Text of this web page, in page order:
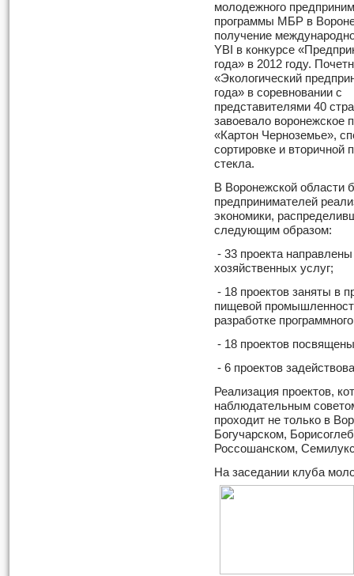
молодежного
программы МБР в
получение
YBI в конкурсе
года» в 2012 году.
«Экологический
года» в соревновании с
представителями 40
завоевало воронежское
«Картон Черноземье»,
сортировке и вторичной
стекла.
В Воронежской области
предпринимателей
экономики,
следующим образом:
- 33 проекта
хозяйственных услуг;
- 18 проектов заняты в
пищевой
разработке
- 18 проектов
- 6 проектов
Реализация проектов,
наблюдательным
проходит не только в
Богучарском,
Россошанском,
На заседании клуба